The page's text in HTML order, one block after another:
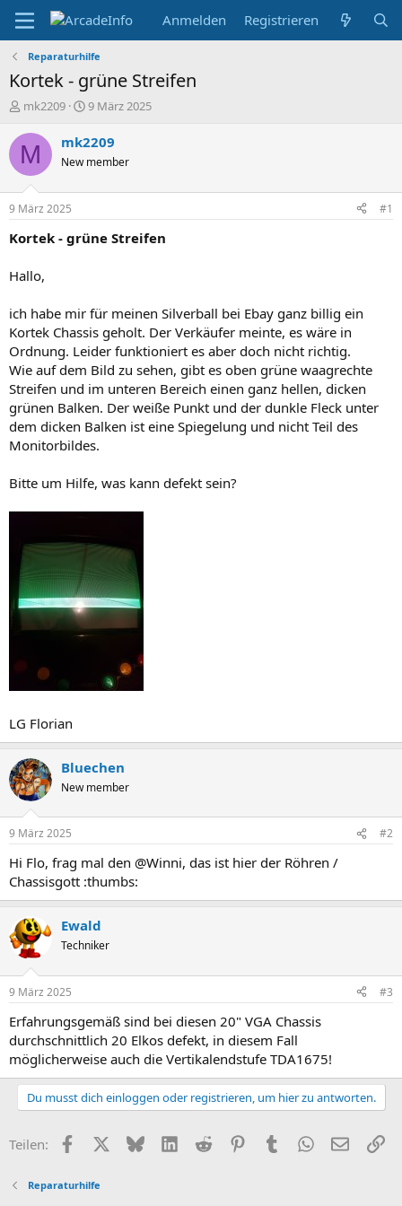
Anmelden Registrieren
Reparaturhilfe
Kortek - grüne Streifen
E
s
t
l
e
r
mk2209
E
s
e
t
a
9 März 2025
M mk2209
New member
9 März 2025 #1
Kortek - grüne Streifen
Hallo,
ich habe mir für meinen Silverball bei Ebay ganz billig ein
Kortek Chassis geholt. Der Verkäufer meinte, es wäre in
Ordnung. Leider funktioniert es aber doch nicht richtig.
Wie auf dem Bild zu sehen, gibt es oben grüne waagrechte
Streifen und im unteren Bereich einen ganz hellen, dicken
grünen Balken. Der weiße Punkt und der dunkle Fleck unter
dem dicken Balken ist eine Spiegelung und nicht Teil des
Monitorbildes.
Bitte um Hilfe, was kann defekt sein?
LG Florian
Bluechen
New member
9 März 2025 #2
Hi Flo, frag mal den @Winni, das ist hier der Röhren /
Chassisgott :thumbs:
Ewald
Techniker
9 März 2025 #3
Erfahrungsgemäß sind bei diesen 20" VGA Chassis
durchschnittlich 20 Elkos defekt, in diesem Fall
möglicherweise auch die Vertikalendstufe TDA1675!
Du musst dich einloggen oder registrieren, um hier zu antworten.
Teilen: FacebookX (Twitter)
BlueskyLinkedIn
Reddit PinterestTumblr WhatsApp
E-Mail
Reparaturhilfe